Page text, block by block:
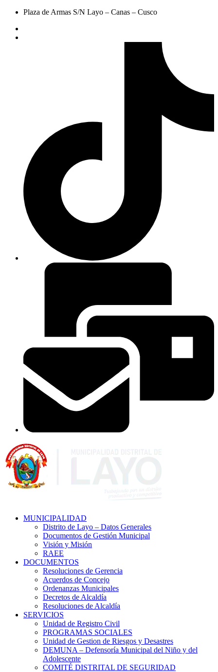
Plaza de Armas S/N Layo – Canas – Cusco
MUNICIPALIDAD
Distrito de Layo – Datos Generales
Documentos de Gestión Municipal
Visión y Misión
RAEE
DOCUMENTOS
Resoluciones de Gerencia
Acuerdos de Concejo
Ordenanzas Municipales
Decretos de Alcaldía
Resoluciones de Alcaldía
SERVICIOS
Unidad de Registro Civil
PROGRAMAS SOCIALES
Unidad de Gestion de Riesgos y Desastres
DEMUNA – Defensoría Municipal del Niño y del
Adolescente
COMITÉ DISTRITAL DE SEGURIDAD